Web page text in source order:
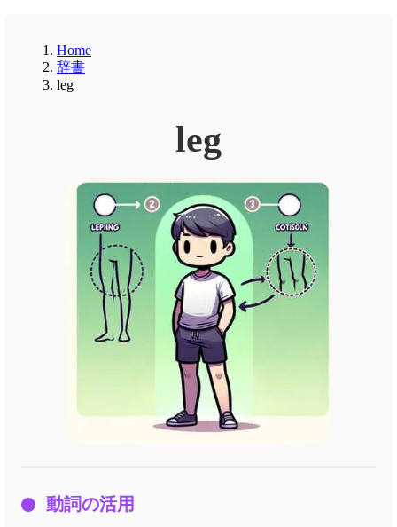
Home
辞書
leg
leg
動詞の活用